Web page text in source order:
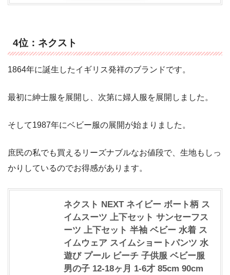
4位：ネクスト
1864年に誕生したイギリス発祥のブランドです。
最初に紳士服を展開し、次第に婦人服を展開しました。
そして1987年にベビー服の展開が始まりました。
庶民の私でも買えるリーズナブルなお値段で、生地もしっ
かりしているのでお得感があります。
ネクスト NEXT ネイビー ボート柄 ス
イムスーツ 上下セット サンセーフス
ーツ 上下セット 半袖 ベビー 水着 ス
イムウェア スイムショートパンツ 水
遊び プール ビーチ 子供服 ベビー服
男の子 12-18ヶ月 1-6才 85cm 90cm